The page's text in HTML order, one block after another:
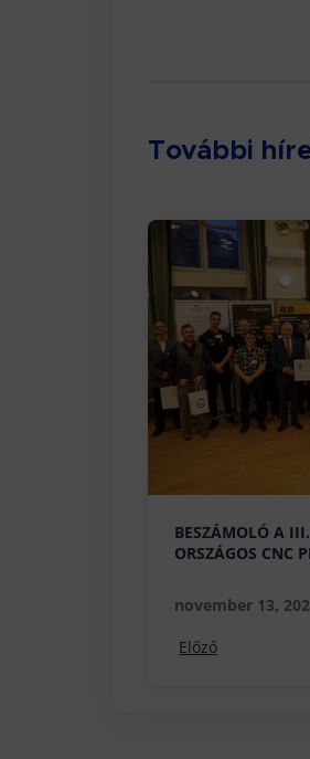
További
BESZÁMOLÓ A
ORSZÁGOS CNC
november 13,
Előző